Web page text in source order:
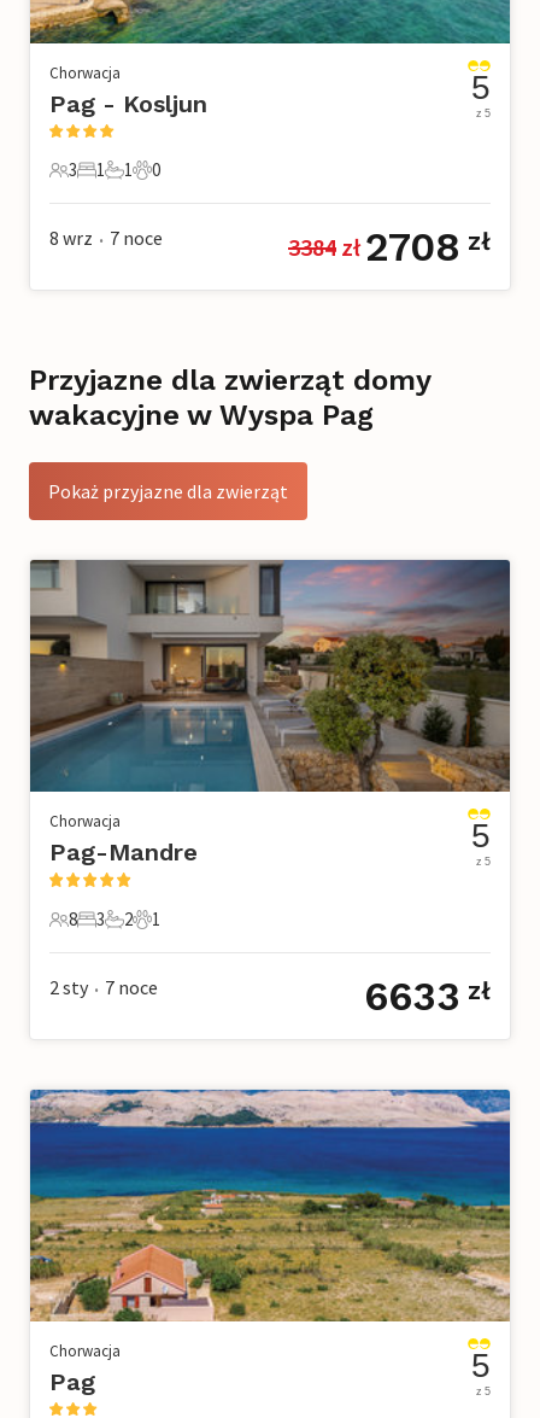
Chorwacja
Pag - Kosljun
3 Goście
3
1 Sypialnia
1
1 Łazienka
1
0 Zwierzęta domowe
0
5
z 5
8 wrz • 7 noce 3384 zł 2708 zł
Przyjazne dla zwierząt domy
wakacyjne w Wyspa Pag
Pokaż przyjazne dla zwierząt
Chorwacja
Pag-Mandre
8 Goście
8
3 Sypialnie
3
2 Łazienki
2
1 Zwierzę domowe
1
5
z 5
2 sty • 7 noce 6633 zł
Chorwacja
Pag 5
z 5